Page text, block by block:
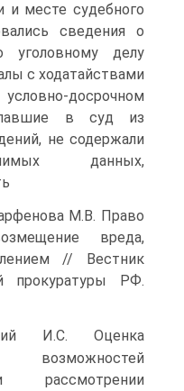
и месте судебного
сведения о
уголовному делу
с ходатайствами
досрочном
в суд из
не содержали
данных,
М.В. Право
вреда,
// Вестник
прокуратуры РФ.
И.С. Оценка
рассмотрении